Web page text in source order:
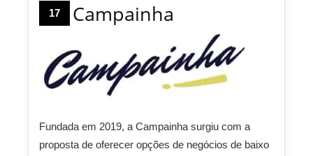
17 Campainha
Fundada em 2019, a Campainha surgiu com a
proposta de oferecer opções de negócios de baixo